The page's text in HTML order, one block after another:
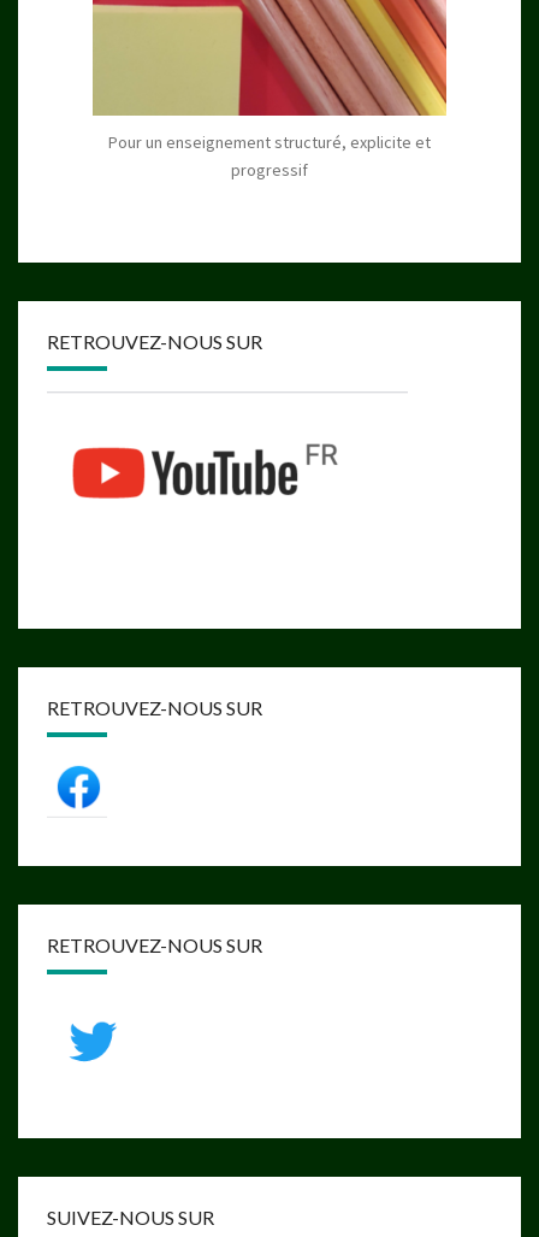
Pour un enseignement structuré, explicite et
progressif
RETROUVEZ-NOUS SUR
RETROUVEZ-NOUS SUR
RETROUVEZ-NOUS SUR
SUIVEZ-NOUS SUR